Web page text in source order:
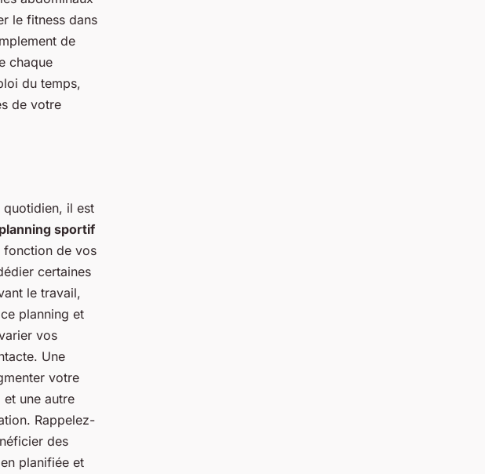
le fitness dans
de
chaque
du temps,
de votre
quotidien, il est
planning sportif
fonction de vos
certaines
le travail,
planning et
vos
Une
votre
une autre
Rappelez-
des
planifiée et